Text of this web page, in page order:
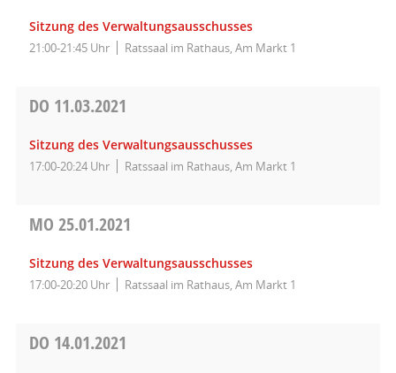
Sitzung des Verwaltungsausschusses
21:00-21:45 Uhr Ratssaal im Rathaus, Am Markt 1
DO 11.03.2021
Sitzung des Verwaltungsausschusses
17:00-20:24 Uhr Ratssaal im Rathaus, Am Markt 1
MO 25.01.2021
Sitzung des Verwaltungsausschusses
17:00-20:20 Uhr Ratssaal im Rathaus, Am Markt 1
DO 14.01.2021